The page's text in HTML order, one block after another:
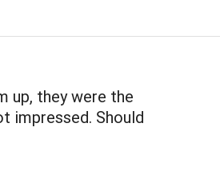
up, they were the
impressed. Should